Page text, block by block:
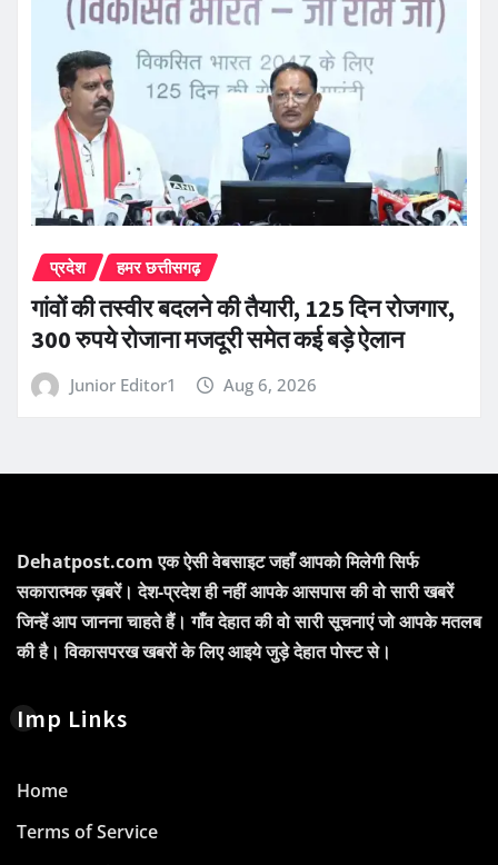
प्रदेश हमर छत्तीसगढ़
गांवों की तस्वीर बदलने की तैयारी, 125 दिन रोजगार,
300 रुपये रोजाना मजदूरी समेत कई बड़े ऐलान
Junior Editor1 Aug 6, 2026
Dehatpost.com एक ऐसी वेबसाइट जहाँ आपको मिलेगी सिर्फ
सकारात्मक ख़बरें। देश-प्रदेश ही नहीं आपके आसपास की वो सारी खबरें
जिन्हें आप जानना चाहते हैं। गाँव देहात की वो सारी सूचनाएं जो आपके मतलब
की है। विकासपरख खबरों के लिए आइये जुड़े देहात पोस्ट से।
Imp Links
Home
Terms of Service